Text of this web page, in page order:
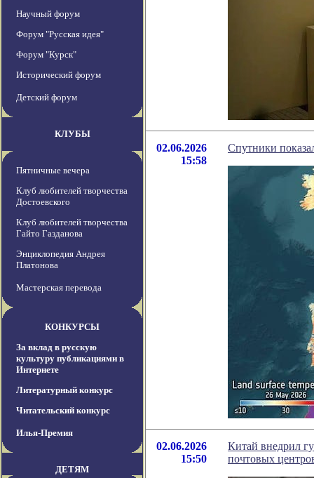
Научный форум
Форум "Русская идея"
Форум "Курск"
Исторический форум
Детский форум
КЛУБЫ
Пятничные вечера
Клуб любителей творчества
Достоевского
Клуб любителей творчества
Гайто Газданова
Энциклопедия Андрея
Платонова
Мастерская перевода
КОНКУРСЫ
За вклад в русскую
культуру публикациями в
Интернете
Литературный конкурс
Читательский конкурс
Илья-Премия
ДЕТЯМ
02.06.2026
15:58
Спутники
02.06.2026
15:50
Китай внедрил
почтовых